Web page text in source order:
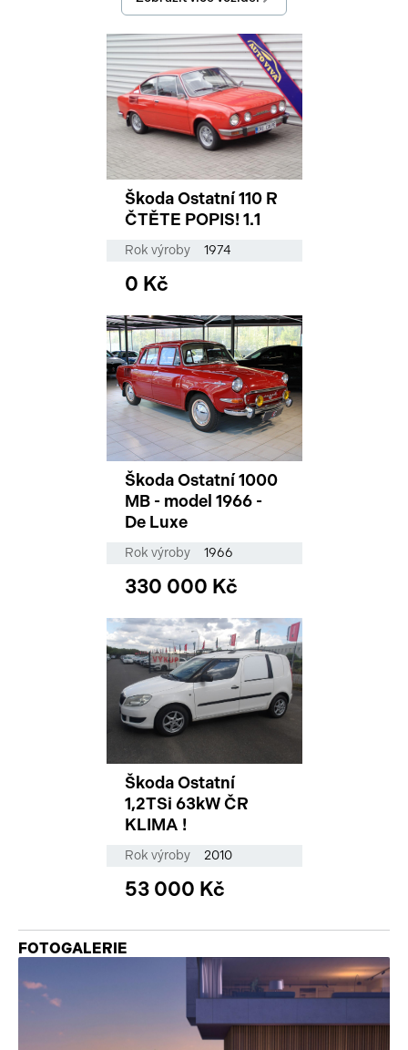
Škoda Ostatní 110 R
ČTĚTE POPIS! 1.1
Rok výroby 1974
0 Kč
Škoda Ostatní 1000
MB - model 1966 -
De Luxe
Rok výroby 1966
330 000 Kč
Škoda Ostatní
1,2TSi 63kW ČR
KLIMA !
Rok výroby 2010
53 000 Kč
FOTOGALERIE